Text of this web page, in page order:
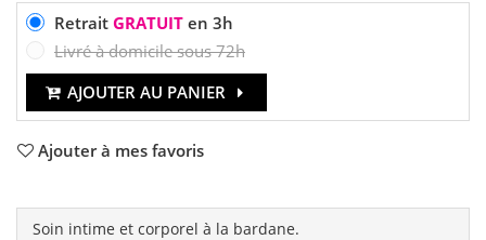
Retrait GRATUITen 3h
Livré à domicile sous 72h
AJOUTER AU PANIER
Ajouter à mes favoris
Soin intime et corporel à la bardane.